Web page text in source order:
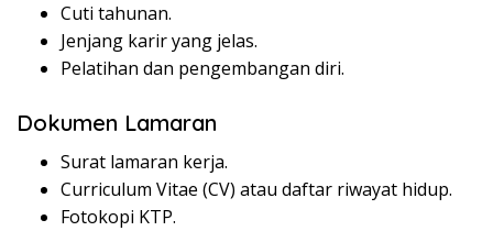
Cuti tahunan.
Jenjang karir yang jelas.
Pelatihan dan pengembangan diri.
Dokumen Lamaran
Surat lamaran kerja.
Curriculum Vitae (CV) atau daftar riwayat hidup.
Fotokopi KTP.